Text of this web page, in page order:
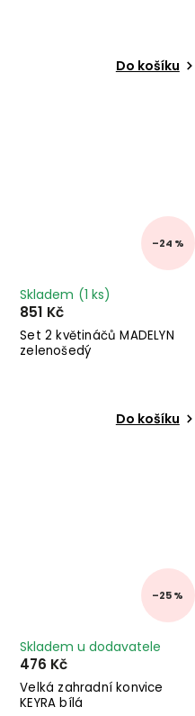
Do košíku
–24 %
Set 2 květináčů MADELYN
zelenošedý
Skladem (1 ks)
851 Kč
Do košíku
–25 %
Velká zahradní konvice
KEYRA bílá
Skladem u dodavatele
476 Kč